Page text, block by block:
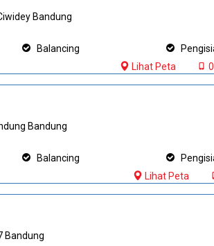
Bandung
Balancing
Lihat Peta
Bandung
Balancing
Lihat Peta
Bandung